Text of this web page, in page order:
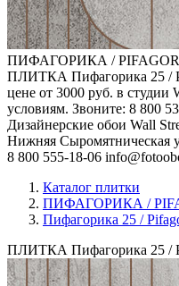
ПИФАГОРИКА /
ПЛИТКА Пифагорика 25 /
цене от 3000 руб. в студии
условиям. Звоните: 8 800
Дизайнерские обои Wall
Нижняя Сыромятническая
8 800 555-18-06
Каталог плитки
ПИФАГОРИКА /
Пифагорика 25 /
ПЛИТКА Пифагорика 25 /